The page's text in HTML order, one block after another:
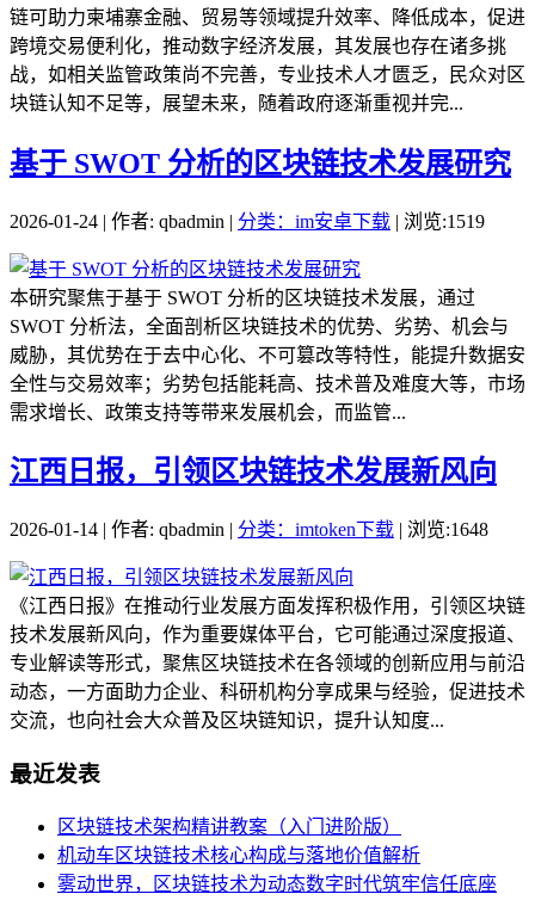
链可助力柬埔寨金融、贸易等领域提升效率、降低成本，促进
跨境交易便利化，推动数字经济发展，其发展也存在诸多挑
战，如相关监管政策尚不完善，专业技术人才匮乏，民众对区
块链认知不足等，展望未来，随着政府逐渐重视并完...
基于 SWOT 分析的区块链技术发展研究
2026-01-24 | 作者: qbadmin | 分类：im安卓下载 | 浏览:1519
本研究聚焦于基于 SWOT 分析的区块链技术发展，通过
SWOT 分析法，全面剖析区块链技术的优势、劣势、机会与
威胁，其优势在于去中心化、不可篡改等特性，能提升数据安
全性与交易效率；劣势包括能耗高、技术普及难度大等，市场
需求增长、政策支持等带来发展机会，而监管...
江西日报，引领区块链技术发展新风向
2026-01-14 | 作者: qbadmin | 分类：imtoken下载 | 浏览:1648
《江西日报》在推动行业发展方面发挥积极作用，引领区块链
技术发展新风向，作为重要媒体平台，它可能通过深度报道、
专业解读等形式，聚焦区块链技术在各领域的创新应用与前沿
动态，一方面助力企业、科研机构分享成果与经验，促进技术
交流，也向社会大众普及区块链知识，提升认知度...
最近发表
区块链技术架构精讲教案（入门进阶版）
机动车区块链技术核心构成与落地价值解析
雾动世界，区块链技术为动态数字时代筑牢信任底座